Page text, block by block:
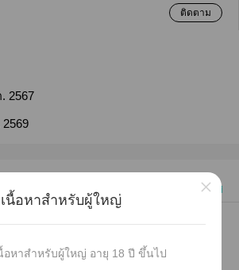
ติดตาม
2567
เก่าไปใหม่
801 คำ (4 หน้า)
เนื้อหาสำหรับผู้ใหญ่
อหาสำหรับผู้ใหญ่ อายุ 18 ปี ขึ้นไป
×